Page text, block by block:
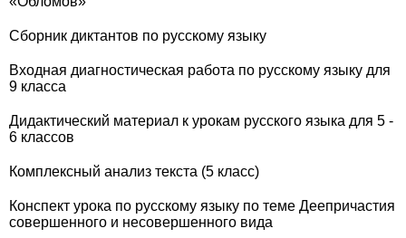
Сборник диктантов по русскому языку
Входная диагностическая работа по русскому языку для
9 класса
Дидактический материал к урокам русского языка для 5 -
6 классов
Комплексный анализ текста (5 класс)
Конспект урока по русскому языку по теме Деепричастия
совершенного и несовершенного вида